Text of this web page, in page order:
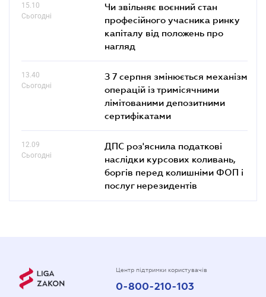
15.10
Сьогодні
Чи звільняє воєнний стан
професійного учасника ринку
капіталу від положень про
нагляд
13.40
Сьогодні
З 7 серпня змінюється механізм
операцій із тримісячними
лімітованими депозитними
сертифікатами
12.09
Сьогодні
ДПС роз'яснила податкові
наслідки курсових коливань,
боргів перед колишніми ФОП і
послуг нерезидентів
Центр підтримки користувачів
0-800-210-103